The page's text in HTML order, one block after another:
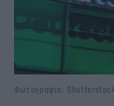
Φωτογραφία: Shutterstock